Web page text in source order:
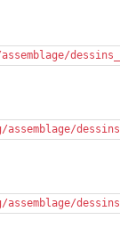
assemblage/
assemblage/